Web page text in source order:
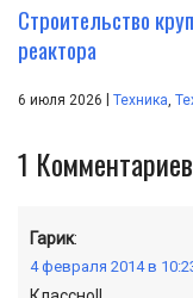
Строительство
реактора
6 июля 2026 | Техника
1 Комментариев
Гарик:
4 февраля 2014 в